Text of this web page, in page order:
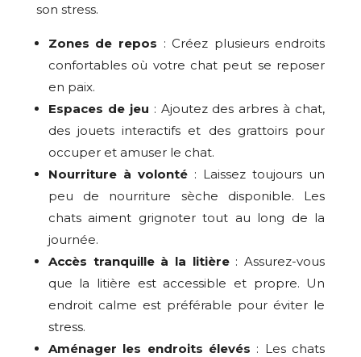
son stress.
Zones de repos : Créez plusieurs endroits
confortables où votre chat peut se reposer
en paix.
Espaces de jeu : Ajoutez des arbres à chat,
des jouets interactifs et des grattoirs pour
occuper et amuser le chat.
Nourriture à volonté: Laissez toujours un
peu de nourriture sèche disponible. Les
chats aiment grignoter tout au long de la
journée.
Accès tranquille à la litière: Assurez-vous
que la litière est accessible et propre. Un
endroit calme est préférable pour éviter le
stress.
Aménager les endroits élevés : Les chats